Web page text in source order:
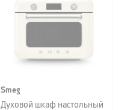
Smeg
Духовой шкаф настольный